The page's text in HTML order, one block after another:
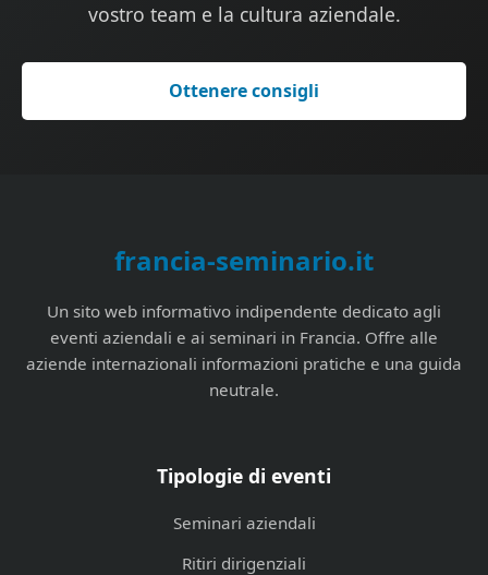
vostro team e la cultura aziendale.
Ottenere consigli
francia-seminario.it
Un sito web informativo indipendente dedicato agli
eventi aziendali e ai seminari in Francia. Offre alle
aziende internazionali informazioni pratiche e una guida
neutrale.
Tipologie di eventi
Seminari aziendali
Ritiri dirigenziali